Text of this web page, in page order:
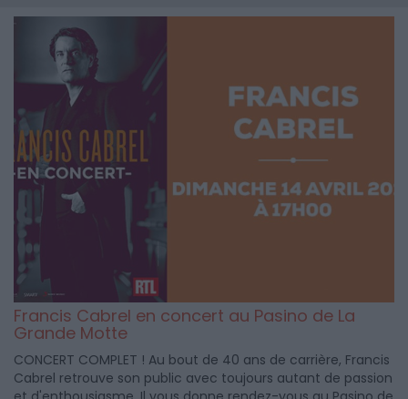
Francis Cabrel en concert au Pasino de La
Grande Motte
CONCERT COMPLET ! Au bout de 40 ans de carrière, Francis
Cabrel retrouve son public avec toujours autant de passion